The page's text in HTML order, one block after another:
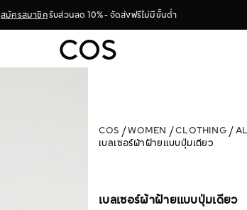
สมัครสมาชิกรับส่วนลด 10% - จัดส่งฟรีไม่มีขั้นต่ำ
COS WOMEN CLOTHING
เบลเซอร์ผ้าฝ้ายแบบปุ่มเดียว
เบลเซอร์ผ้าฝ้ายแบบปุ่มเดียว